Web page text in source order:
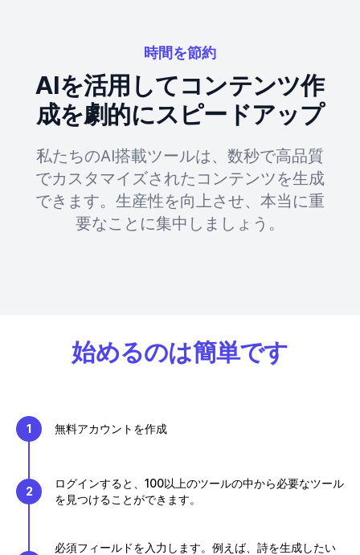
時間を節約
AIを活用してコンテンツ作
成を劇的にスピードアップ
私たちのAI搭載ツールは、数秒で高品質
でカスタマイズされたコンテンツを生成
できます。生産性を向上させ、本当に重
要なことに集中しましょう。
始めるのは簡単です
1 無料アカウントを作成
2
ログインすると、100以上のツールの中から必要なツール
を見つけることができます。
必須フィールドを入力します。例えば、詩を生成したい